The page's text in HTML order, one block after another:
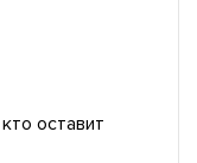
оставит